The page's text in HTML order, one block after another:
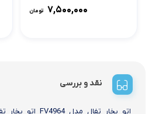
۷,۵۰۰,۰۰۰ تومان
نقد و بررسی